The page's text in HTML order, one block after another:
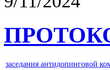
заседания антидопинговой